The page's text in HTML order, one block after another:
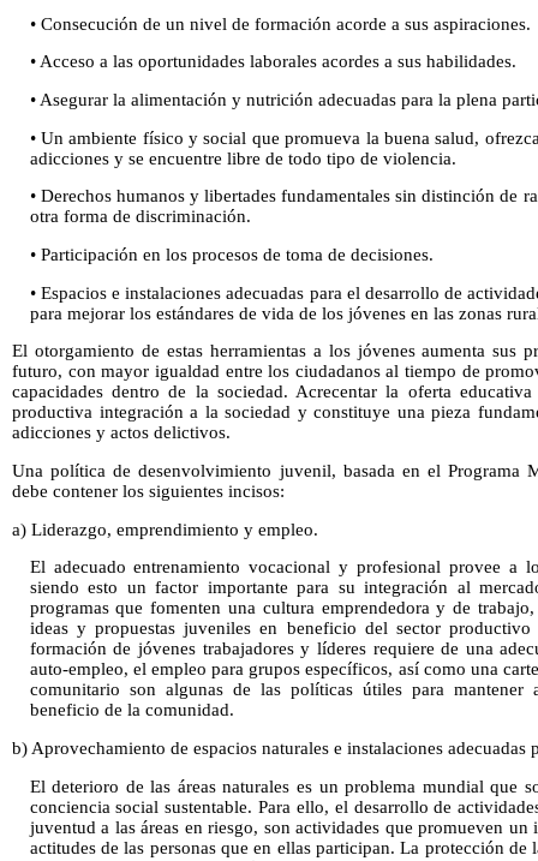
• Consecución de un nivel de formación acorde a sus aspiraciones.
• Acceso a las oportunidades laborales acordes a sus habilidades.
• Asegurar la alimentación y nutrición adecuadas para la plena
• Un ambiente físico y social que promueva la buena salud,
adicciones y se encuentre libre de todo tipo de violencia.
• Derechos humanos y libertades fundamentales sin distinción de
otra forma de discriminación.
• Participación en los procesos de toma de decisiones.
• Espacios e instalaciones adecuadas para el desarrollo de
para mejorar los estándares de vida de los jóvenes en las zonas
El otorgamiento de estas herramientas a los jóvenes aumenta sus
futuro, con mayor igualdad entre los ciudadanos al tiempo de
capacidades dentro de la sociedad. Acrecentar la oferta
productiva integración a la sociedad y constituye una pieza
adicciones y actos delictivos.
Una política de desenvolvimiento juvenil, basada en el Programa
debe contener los siguientes incisos:
a) Liderazgo, emprendimiento y empleo.
El adecuado entrenamiento vocacional y profesional provee a
siendo esto un factor importante para su integración al
programas que fomenten una cultura emprendedora y de
ideas y propuestas juveniles en beneficio del sector
formación de jóvenes trabajadores y líderes requiere de una
auto-empleo, el empleo para grupos específicos, así como una
comunitario son algunas de las políticas útiles para
beneficio de la comunidad.
b) Aprovechamiento de espacios naturales e instalaciones
El deterioro de las áreas naturales es un problema mundial que
conciencia social sustentable. Para ello, el desarrollo de
juventud a las áreas en riesgo, son actividades que promueven
actitudes de las personas que en ellas participan. La protección de